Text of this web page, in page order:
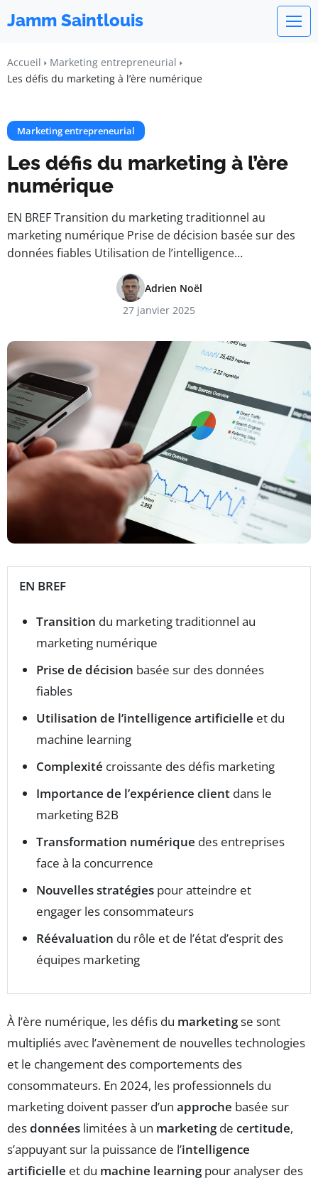
Jamm Saintlouis
Accueil
Marketing entrepreneurial
Les défis du marketing à l’ère numérique
Marketing entrepreneurial
Les défis du marketing à l’ère
numérique
EN BREF Transition du marketing traditionnel au
marketing numérique Prise de décision basée sur des
données fiables Utilisation de l’intelligence…
Adrien Noël
27 janvier 2025
EN BREF
Transition du marketing traditionnel au
marketing numérique
Prise de décision basée sur des données
fiables
Utilisation de l’intelligence artificielle et du
machine learning
Complexité croissante des défis marketing
Importance de l’expérience client dans le
marketing B2B
Transformation numérique des entreprises
face à la concurrence
Nouvelles stratégies pour atteindre et
engager les consommateurs
Réévaluation du rôle et de l’état d’esprit des
équipes marketing
À l’ère numérique, les défis du marketingse sont
multipliés avec l’avènement de nouvelles technologies
et le changement des comportements des
consommateurs. En 2024, les professionnels du
marketing doivent passer d’un approche basée sur
desdonnées limitées à un marketingde certitude,
s’appuyant sur la puissance de l’intelligence
artificielle et du machine learningpour analyser des